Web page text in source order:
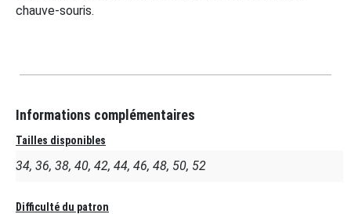
chauve-souris.
Informations complémentaires
Tailles disponibles
34, 36, 38, 40, 42, 44, 46, 48, 50, 52
Difficulté du patron